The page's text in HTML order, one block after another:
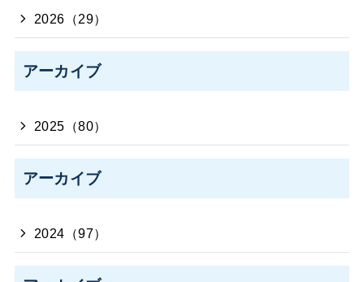
2026（29）
アーカイブ
2025（80）
アーカイブ
2024（97）